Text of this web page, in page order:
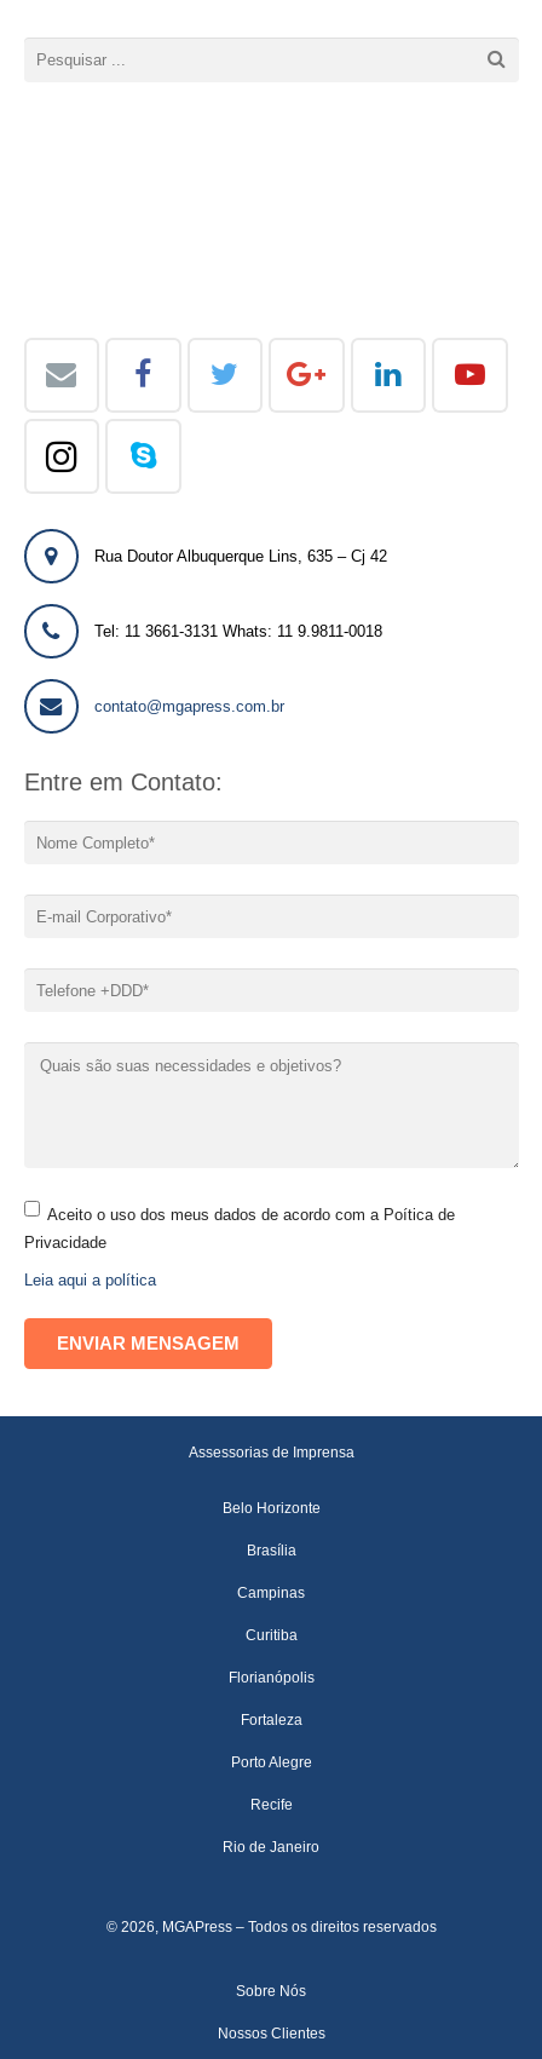
Rua Doutor Albuquerque Lins, 635 – Cj 42
Tel: 11 3661-3131 Whats: 11 9.9811-0018
contato@mgapress.com.br
Entre em Contato:
Aceito o uso dos meus dados de acordo com a Poítica de
Privacidade
Leia aqui a política
Assessorias de Imprensa
Belo Horizonte
Brasília
Campinas
Curitiba
Florianópolis
Fortaleza
Porto Alegre
Recife
Rio de Janeiro
© 2026, MGAPress – Todos os direitos reservados
Sobre Nós
Nossos Clientes